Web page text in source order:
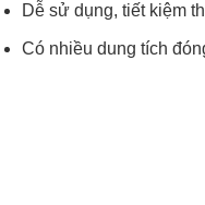
Dễ sử dụng, tiết kiệm
Có nhiều dung tích